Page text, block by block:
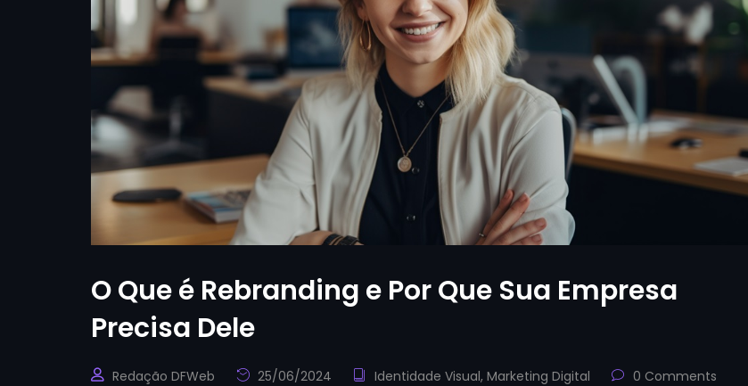
O Que é Rebranding e Por Que Sua Empresa
Precisa Dele
Redação DFWeb 25/06/2024 Identidade Visual, Marketing Digital 0 Comments